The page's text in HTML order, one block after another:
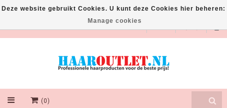
EUR
(0)
Deze website gebruikt Cookies. U kunt deze Cookies hier beheren:
Manage cookies